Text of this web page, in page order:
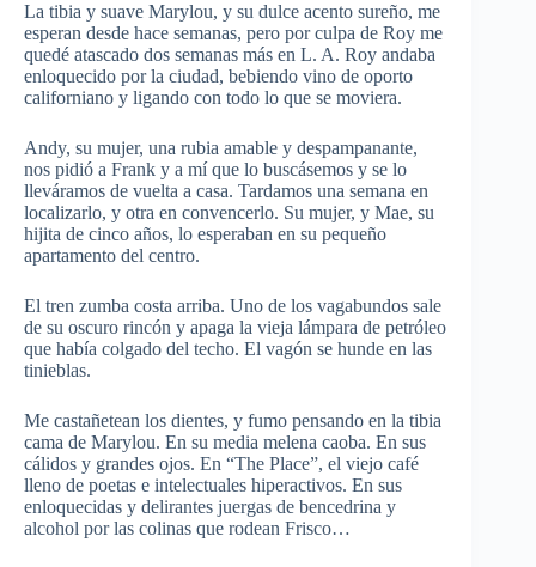
La tibia y suave Marylou, y su dulce acento sureño, me
esperan desde hace semanas, pero por culpa de Roy me
quedé atascado dos semanas más en L. A. Roy andaba
enloquecido por la ciudad, bebiendo vino de oporto
californiano y ligando con todo lo que se moviera.
Andy, su mujer, una rubia amable y despampanante,
nos pidió a Frank y a mí que lo buscásemos y se lo
lleváramos de vuelta a casa. Tardamos una semana en
localizarlo, y otra en convencerlo. Su mujer, y Mae, su
hijita de cinco años, lo esperaban en su pequeño
apartamento del centro.
El tren zumba costa arriba. Uno de los vagabundos sale
de su oscuro rincón y apaga la vieja lámpara de petróleo
que había colgado del techo. El vagón se hunde en las
tinieblas.
Me castañetean los dientes, y fumo pensando en la tibia
cama de Marylou. En su media melena caoba. En sus
cálidos y grandes ojos. En “The Place”, el viejo café
lleno de poetas e intelectuales hiperactivos. En sus
enloquecidas y delirantes juergas de bencedrina y
alcohol por las colinas que rodean Frisco…